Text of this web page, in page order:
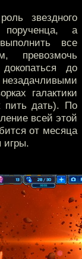
звездного
а
все
превозмочь
до
галактики
пить дать). По
всей этой
от месяца
игры.